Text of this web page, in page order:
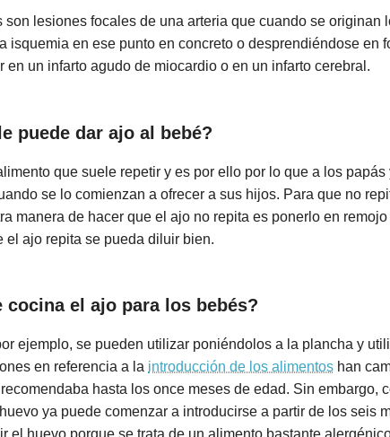
son lesiones focales de una arteria que cuando se
isquemia en ese punto en concreto o desprendiéndose
en un infarto agudo de miocardio o en un infarto cerebral.
puede dar ajo al bebé?
que suele repetir y es por ello por lo que a los
se lo comienzan a ofrecer a sus hijos. Para que no
manera de hacer que el ajo no repita es ponerlo en
el ajo repita se pueda diluir bien.
cocina el ajo para los bebés?
ejemplo, se pueden utilizar poniéndolos a la plancha y
en referencia a la introducción de los alimentos han
hasta los once meses de edad. Sin embargo,
ya puede comenzar a introducirse a partir de los seis